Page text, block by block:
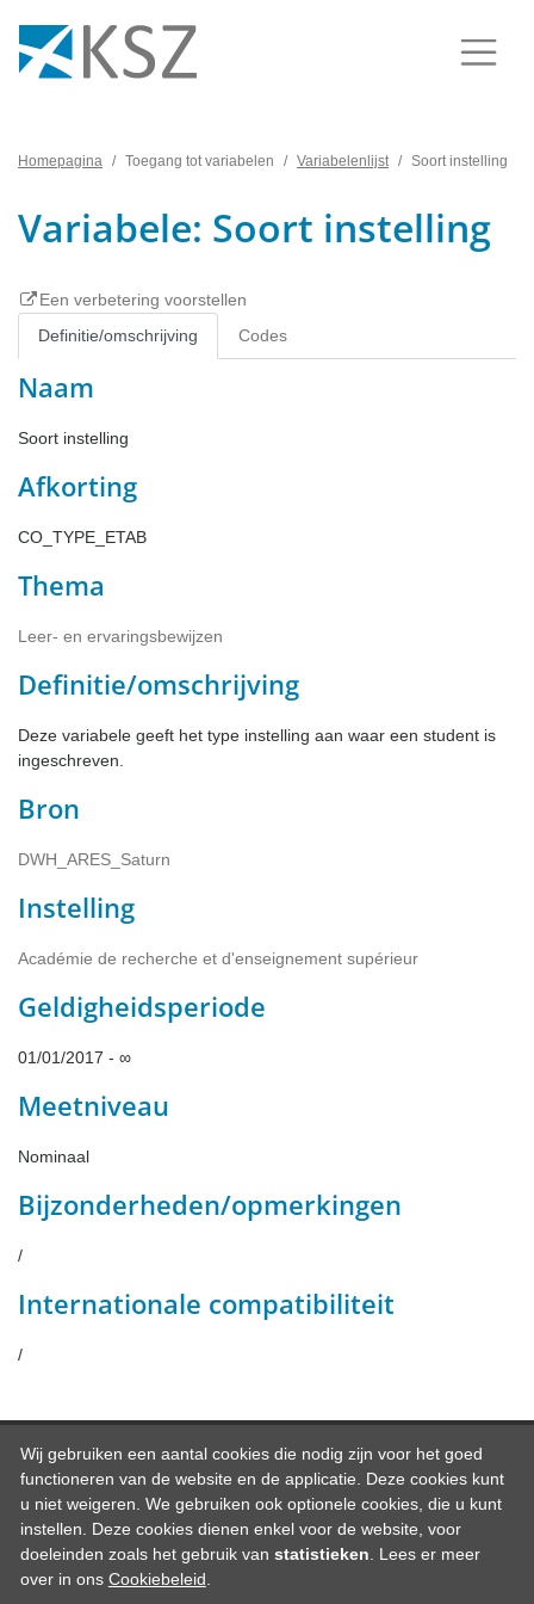
Wij gebruiken een aantal cookies die nodig zijn voor het goed
functioneren van de website en de applicatie. Deze cookies kunt
u niet weigeren. We gebruiken ook optionele cookies, die u kunt
instellen. Deze cookies dienen enkel voor de website, voor
doeleinden zoals het gebruik van statistieken . Lees er meer
over in ons Cookiebeleid
Homepagina Toegang tot variabelen Variabelenlijst Soort instelling
Variabele: Soort instelling
Een verbetering voorstellen
Definitie/omschrijving
Codes
Naam
Soort instelling
Afkorting
CO_TYPE_ETAB
Thema
Leer- en ervaringsbewijzen
Definitie/omschrijving
Deze variabele geeft het type instelling aan waar een student is
ingeschreven.
Bron
DWH_ARES_Saturn
Instelling
Académie de recherche et d'enseignement supérieur
Geldigheidsperiode
01/01/2017 - ∞
Meetniveau
Nominaal
Bijzonderheden/opmerkingen
/
Internationale compatibiliteit
/
Cookiebeleid
Toegankelijkheidsverklaring Datawarehouse
Copyright ©
2026